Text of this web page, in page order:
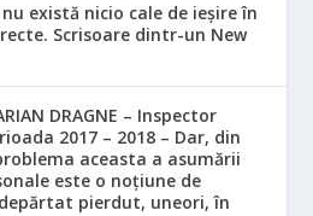
există nicio cale de ieșire în
Scrisoare dintr-un New
DRAGNE – Inspector
2017 – 2018 – Dar, din
aceasta a asumării
este o noţiune de
pierdut, uneori, în